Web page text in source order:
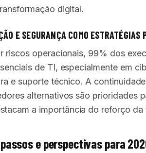
digital.
E SEGURANÇA COMO ESTRATÉGIAS
riscos operacionais, 99% dos
de TI, especialmente em
e suporte técnico. A
alternativos são prioridades
a importância do reforço da
e perspectivas para